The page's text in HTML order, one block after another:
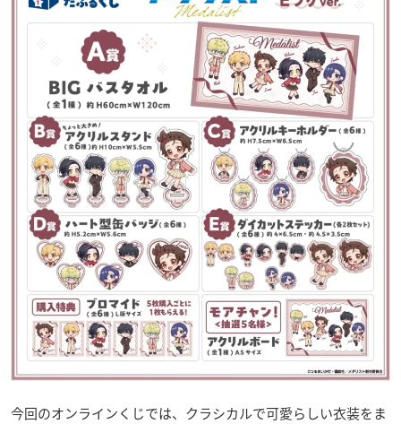
今回のオンラインくじでは、クラシカルで可愛らしい衣装をま